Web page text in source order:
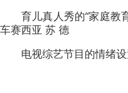
育儿真人秀的“家庭
车赛西亚 苏 德
电视综艺节目的情绪